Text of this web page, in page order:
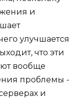
и
улучшается
что эти
вообще
проблемы -
и